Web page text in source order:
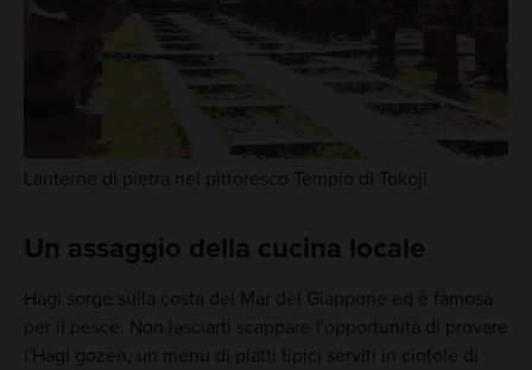
Lanterne di pietra nel pittoresco Tempio di Tokoji
Un assaggio della cucina locale
Hagi sorge sulla costa del Mar del Giappone ed è famosa
per il pesce. Non lasciarti scappare l'opportunità di provare
l'Hagi gozen, un menu di piatti tipici serviti in ciotole di